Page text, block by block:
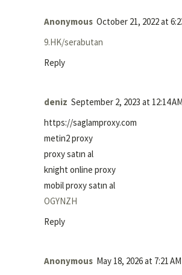
Anonymous October 21, 2022 at
9.HK/serabutan
Reply
deniz September 2, 2023 at 12:14 AM
https://saglamproxy.com
metin2 proxy
proxy satın al
knight online proxy
mobil proxy satın al
OGYNZH
Reply
Anonymous May 18, 2026 at 7:21 AM